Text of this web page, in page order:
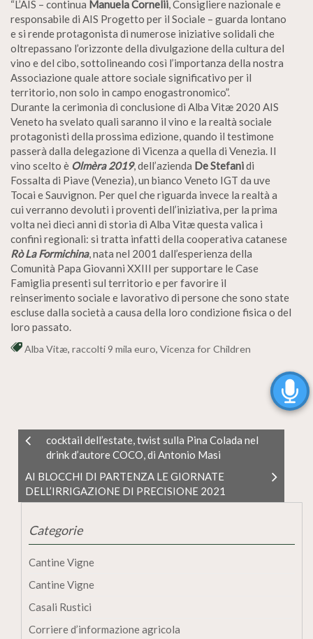
“L’AIS – continua Manuela Cornelii, Consigliere nazionale e
responsabile di AIS Progetto per il Sociale – guarda lontano
e si rende protagonista di numerose iniziative solidali che
oltrepassano l’orizzonte della divulgazione della cultura del
vino e del cibo, sottolineando così l’importanza della nostra
Associazione quale attore sociale significativo per il
territorio, non solo in campo enogastronomico”.
Durante la cerimonia di conclusione di Alba Vitæ 2020 AIS
Veneto ha svelato quali saranno il vino e la realtà sociale
protagonisti della prossima edizione, quando il testimone
passerà dalla delegazione di Vicenza a quella di Venezia. Il
vino scelto è Olmèra 2019, dell’azienda De Stefanidi
Fossalta di Piave (Venezia), un bianco Veneto IGT da uve
Tocai e Sauvignon. Per quel che riguarda invece la realtà a
cui verranno devoluti i proventi dell’iniziativa, per la prima
volta nei dieci anni di storia di Alba Vitæ questa valica i
confini regionali: si tratta infatti della cooperativa catanese
Rò La Formichina, nata nel 2001 dall’esperienza della
Comunità Papa Giovanni XXIII per supportare le Case
Famiglia presenti sul territorio e per favorire il
reinserimento sociale e lavorativo di persone che sono state
escluse dalla società a causa della loro condizione fisica o del
loro passato.
Alba Vitæ, raccolti 9 mila euro, Vicenza for Children
cocktail dell’estate, twist sulla Pina Colada nel
drink d’autore COCO, di Antonio Masi
AI BLOCCHI DI PARTENZA LE GIORNATE
DELL’IRRIGAZIONE DI PRECISIONE 2021
Categorie
Cantine Vigne
Cantine Vigne
Casali Rustici
Corriere d’informazione agricola